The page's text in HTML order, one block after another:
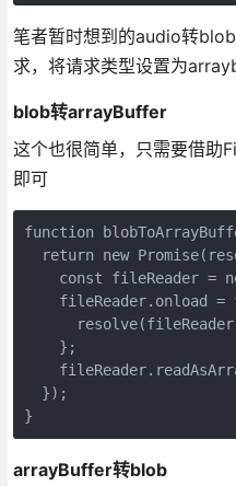
笔者暂时想到的audio转
求，将请求类型设置为
blob转arrayBuffer
这个也很简单，只需要借助
即可
function
return new
const fileReader =
fileReader.onload =
    };
  });
}
arrayBuffer转blob